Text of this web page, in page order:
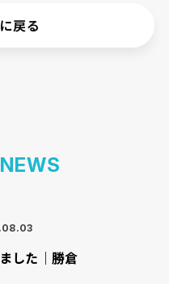
戻る
した｜勝倉